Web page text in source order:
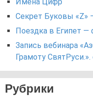
Имёна Цифр
Секрет Буковы «Z»
Поездка в Египет —
Запись вебинара
Грамоту СвятРуси.».
Рубрики